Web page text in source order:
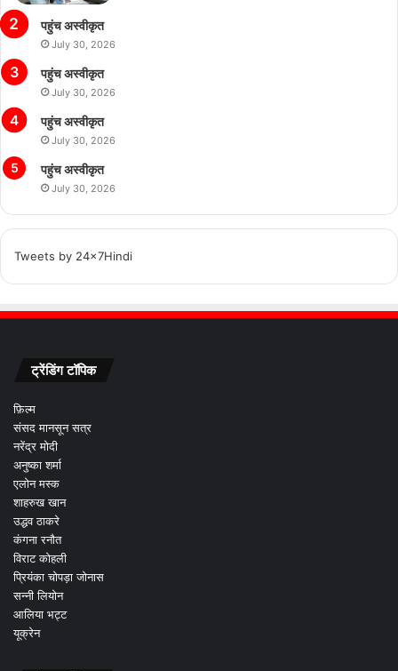
पहुंच अस्वीकृत
July 30, 2026
पहुंच अस्वीकृत
July 30, 2026
पहुंच अस्वीकृत
July 30, 2026
पहुंच अस्वीकृत
July 30, 2026
Tweets by 24x7Hindi
ट्रेंडिंग टॉपिक
फ़िल्म
संसद मानसून सत्र
नरेंद्र मोदी
अनुष्का शर्मा
एलोन मस्क
शाहरुख खान
उद्धव ठाकरे
कंगना रनौत
विराट कोहली
प्रियंका चोपड़ा जोनास
सन्नी लियोन
आलिया भट्ट
यूक्रेन